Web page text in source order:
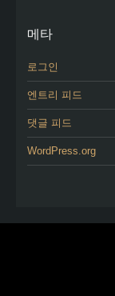
메타
로그인
엔트리 피드
댓글 피드
WordPress.org